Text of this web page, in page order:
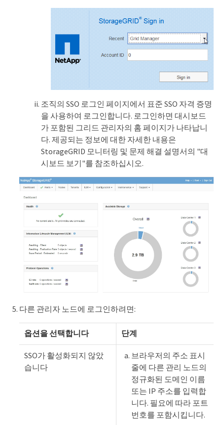
조직의 SSO 로그인 페이지에서 표준 SSO 자격 증명
을 사용하여 로그인합니다. 로그인하면 대시보드
가 포함된 그리드 관리자의 홈 페이지가 나타납니
다. 제공되는 정보에 대한 자세한 내용은
StorageGRID 모니터링 및 문제 해결 설명서의 "대
시보드 보기"를 참조하십시오.
다른 관리자 노드에 로그인하려면:
옵션을 선택합니다 단계
SSO가 활성화되지 않았
습니다
브라우저의 주소 표시
줄에 다른 관리 노드의
정규화된 도메인 이름
또는 IP 주소를 입력합
니다. 필요에 따라 포트
번호를 포함시킵니다.